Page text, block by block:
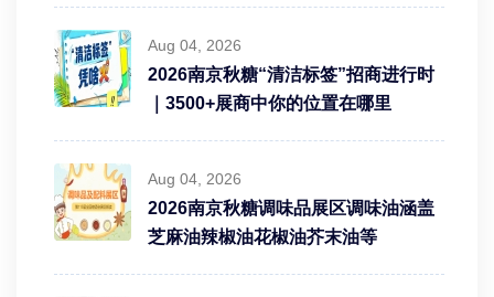
Aug 04, 2026
2026南京秋糖“清洁标签”招商进行时
｜3500+展商中你的位置在哪里
Aug 04, 2026
2026南京秋糖调味品展区调味油涵盖
芝麻油辣椒油花椒油芥末油等